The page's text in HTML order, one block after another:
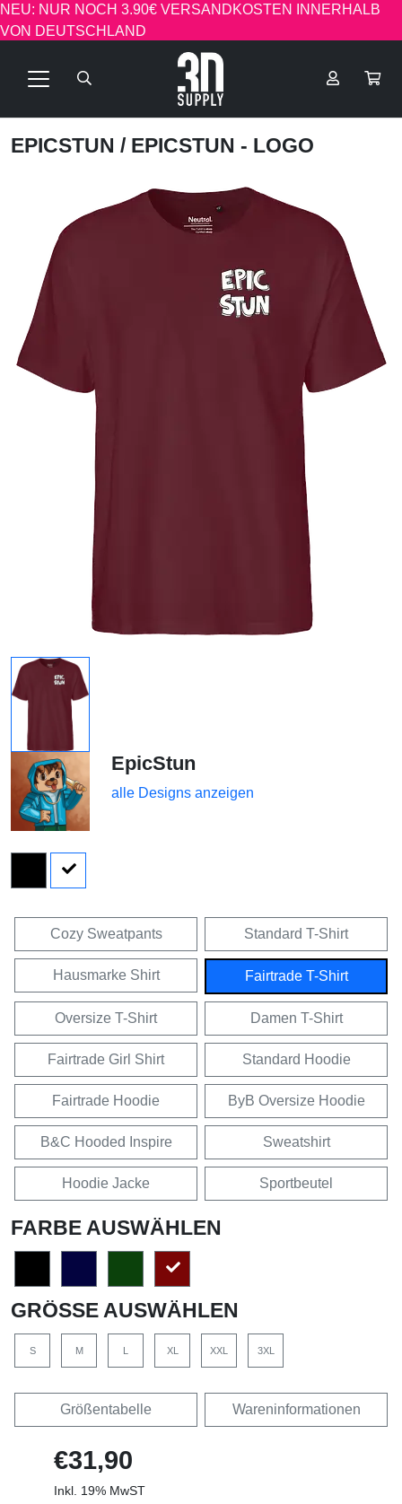
NEU: NUR NOCH 3.90€ VERSANDKOSTEN INNERHALB
VON DEUTSCHLAND
EPICSTUN / EPICSTUN - LOGO
EpicStun
alle Designs anzeigen
Cozy Sweatpants Standard T-Shirt
Hausmarke Shirt Fairtrade T-Shirt
Oversize T-Shirt Damen T-Shirt
Fairtrade Girl Shirt Standard Hoodie
Fairtrade Hoodie ByB Oversize Hoodie
B&C Hooded Inspire Sweatshirt
Hoodie Jacke Sportbeutel
FARBE AUSWÄHLEN
GRÖSSE AUSWÄHLEN
S M L XL XXL 3XL
Größentabelle Wareninformationen
€31,90
Inkl. 19% MwST